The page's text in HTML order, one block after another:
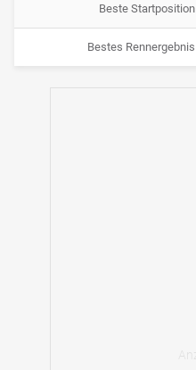
Beste Startposition
Bestes Rennergebnis